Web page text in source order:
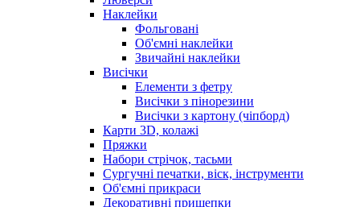
Наклейки
Фольговані
Об'ємні наклейки
Звичайні наклейки
Висічки
Елементи з фетру
Висічки з пінорезини
Висічки з картону (чіпборд)
Карти 3D, колажі
Пряжки
Набори стрічок, тасьми
Сургучні печатки, віск, інструменти
Об'ємні прикраси
Декоративні прищепки